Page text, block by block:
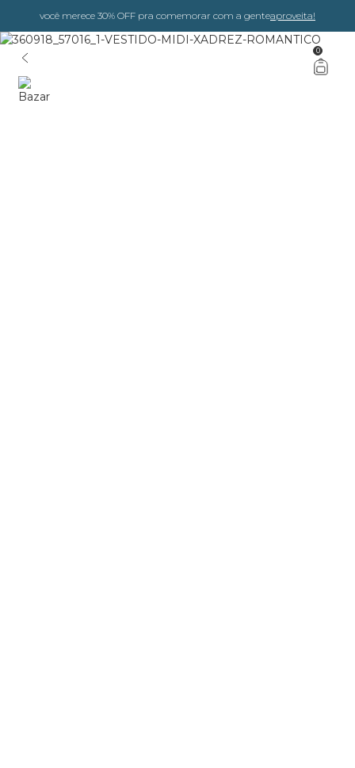
você merece 30% OFF pra comemorar com a genteaproveita!
0